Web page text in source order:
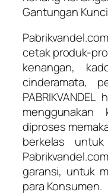
Gantungan
cetak produk-
kenangan,
cinderamata,
diproses
berkelas
garansi, untuk
para Konsumen.